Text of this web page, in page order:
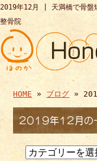
2019年12月 | 天満橋で骨盤
整骨院
HOME » ブログ »
2019年12月の